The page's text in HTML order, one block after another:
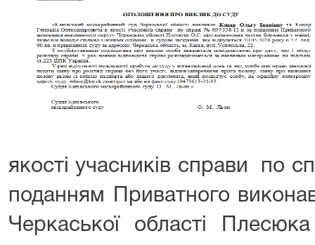
якості учасників справи по
поданням Приватного
Черкаської області